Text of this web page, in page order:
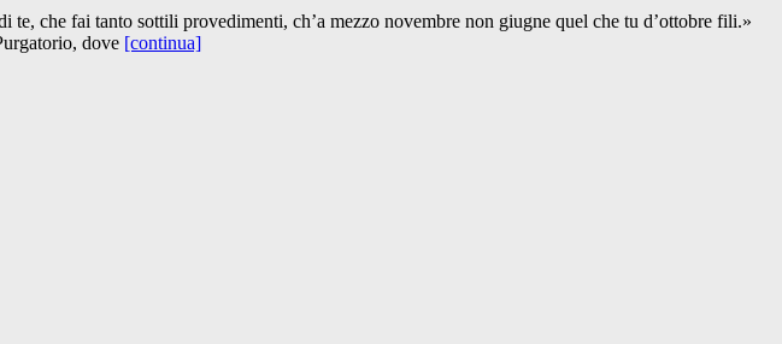
che fai tanto sottili provedimenti, ch’a mezzo novembre non giugne quel che tu d’ottobre fili.»
dove [continua]